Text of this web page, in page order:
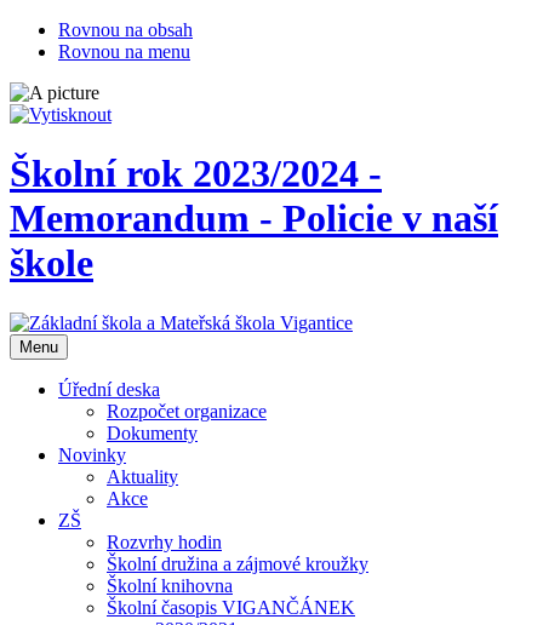
Rovnou na obsah
Rovnou na menu
Školní rok 2023/2024 -
Memorandum - Policie v naší
škole
Otevřit
navigaci
Menu
Úřední deska
Rozpočet organizace
Dokumenty
Novinky
Aktuality
Akce
ZŠ
Rozvrhy hodin
Školní družina a zájmové kroužky
Školní knihovna
Školní časopis VIGANČÁNEK